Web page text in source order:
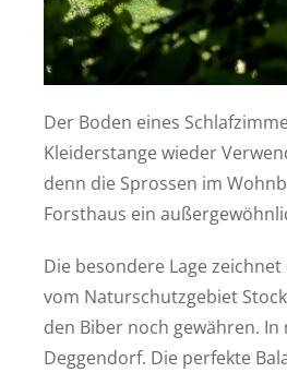
Der Boden eines
Kleiderstange wieder
denn die Sprossen im
Forsthaus ein
Die besondere Lage
vom Naturschutzgebiet
den Biber noch gewähren.
Deggendorf. Die perfekte